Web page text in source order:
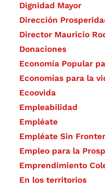
Dignidad Mayor
Dirección
Director Mauricio
Donaciones
Economía Popular
Economías para la
Ecoovida
Empleabilidad
Empléate
Empléate Sin
Empleo para la
Emprendimiento
En los territorios